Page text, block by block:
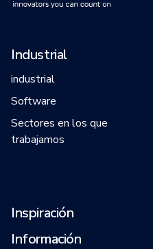
Industrial
industrial
Software
Sectores en los que
trabajamos
Inspiración
Información